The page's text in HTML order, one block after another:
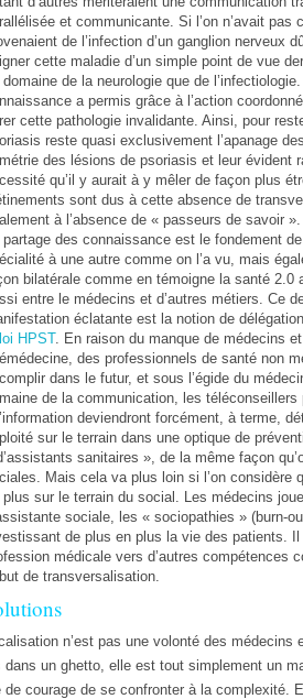
et communicante. Si l’on n’avait
de l’infection d’un ganglion nerveux
cette maladie d’un simple point de vue
domaine de la neurologie que de
a permis grâce à l’action
cette pathologie invalidante. Ainsi, pour
reste quasi exclusivement l’apanage
des lésions de psoriasis et leur évident
qu’il y aurait à y mêler de façon plus
sont dus à cette absence de
à l’absence de « passeurs de savoir ».
partage des connaissance est le fondement
à une autre comme on l’a vu, mais
bilatérale comme en témoigne la santé 2.0
entre le médecins et d’autres métiers. Ce
éclatante est la notion de
HPST. En raison du manque de médecins et
des professionnels de santé non
dans le futur, et sous l’égide du
de la communication, les téléconseillers
deviendront forcément, à terme,
sur le terrain dans une optique de
sanitaires », de la même façon
Mais cela va plus loin si l’on considère
plus sur le terrain du social. Les médecins
sociale, les « sociopathies » (burn-
de plus en plus la vie des patients.
médicale vers d’autres compétences
de transversalisation.
n’est pas une volonté des médecins
dans un ghetto, elle est tout simplement un
de courage de se confronter à la complexité.